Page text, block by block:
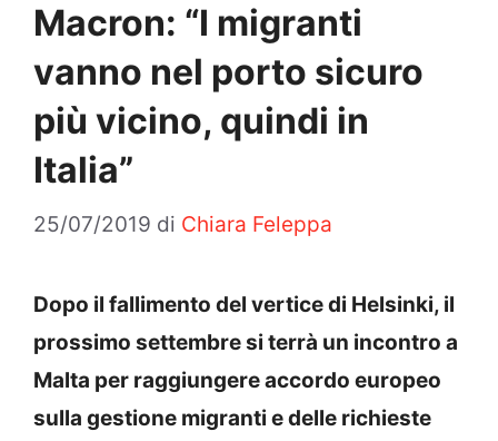
Macron: “I migranti
vanno nel porto sicuro
più vicino, quindi in
Italia”
25/07/2019 di Chiara Feleppa
Dopo il fallimento del vertice di Helsinki, il
prossimo settembre si terrà un incontro a
Malta per raggiungere accordo europeo
sulla gestione migranti e delle richieste